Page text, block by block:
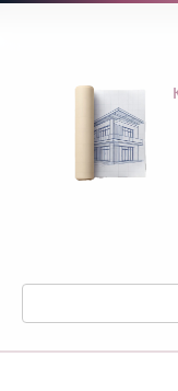
Перейти
Поиск: